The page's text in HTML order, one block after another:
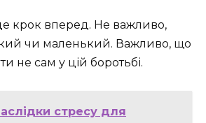
крок вперед. Не важливо,
чи маленький. Важливо, що
ти не сам у цій боротьбі.
стресу для